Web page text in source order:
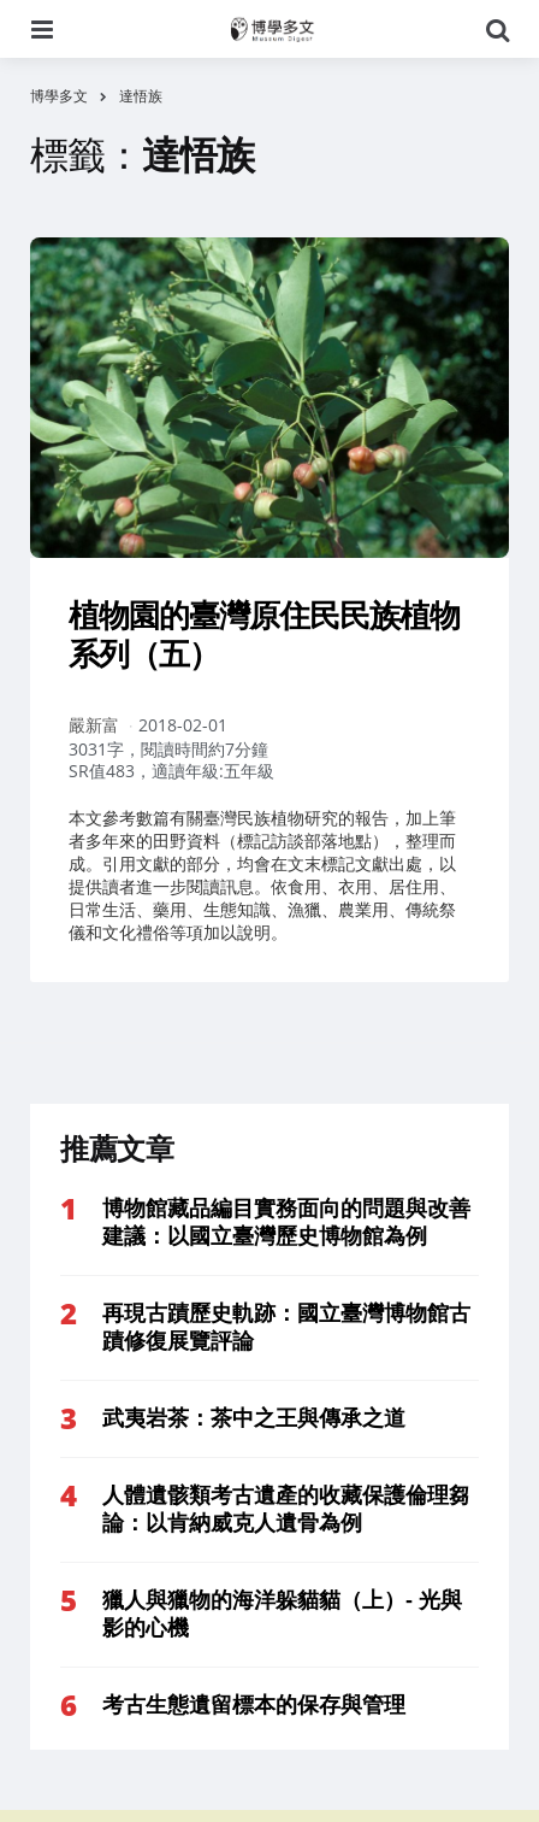
尋
博學多文 達悟族
標籤： 達悟族
植物園的臺灣原住民民族植物
系列（五）
作
者：
嚴新富
2018-02-01
3031字，閱讀時間約7分鐘
SR值483，適讀年級:五年級
本文參考數篇有關臺灣民族植物研究的報告，加上筆
者多年來的田野資料（標記訪談部落地點），整理而
成。引用文獻的部分，均會在文末標記文獻出處，以
提供讀者進一步閱讀訊息。依食用、衣用、居住用、
日常生活、藥用、生態知識、漁獵、農業用、傳統祭
儀和文化禮俗等項加以說明。
推薦文章
博物館藏品編目實務面向的問題與改善
建議：以國立臺灣歷史博物館為例
再現古蹟歷史軌跡：國立臺灣博物館古
蹟修復展覽評論
武夷岩茶：茶中之王與傳承之道
人體遺骸類考古遺產的收藏保護倫理芻
論：以肯納威克人遺骨為例
獵人與獵物的海洋躲貓貓（上）- 光與
影的心機
考古生態遺留標本的保存與管理